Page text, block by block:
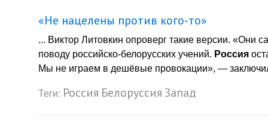
«Не нацелены против кого-то»
... Виктор Литовкин опроверг такие версии. «Они
поводу российско-белорусских учений. Россия
Мы не играем в дешёвые провокации», —
Теги: Россия Белоруссия Запад